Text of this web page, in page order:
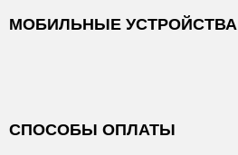
МОБИЛЬНЫЕ УСТРОЙСТВА
СПОСОБЫ ОПЛАТЫ